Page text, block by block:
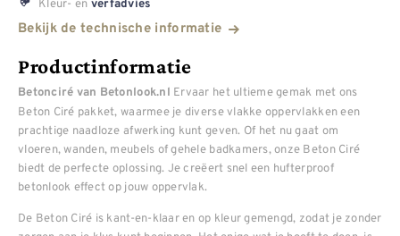
verfadvies
Bekijk de technische informatie
Productinformatie
Betonciré van Betonlook.nl Ervaar het ultieme gemak met ons
Beton Ciré pakket, waarmee je diverse vlakke oppervlakken een
prachtige naadloze afwerking kunt geven. Of het nu gaat om
vloeren, wanden, meubels of gehele badkamers, onze Beton Ciré
biedt de perfecte oplossing. Je creëert snel een hufterproof
betonlook effect op jouw oppervlak.
De Beton Ciré is kant-en-klaar en op kleur gemengd, zodat je zonder